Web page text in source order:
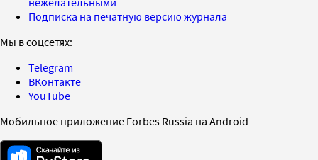
Подписка на печатную версию журнала
Мы в соцсетях:
Telegram
ВКонтакте
YouTube
Мобильное приложение Forbes Russia на Android